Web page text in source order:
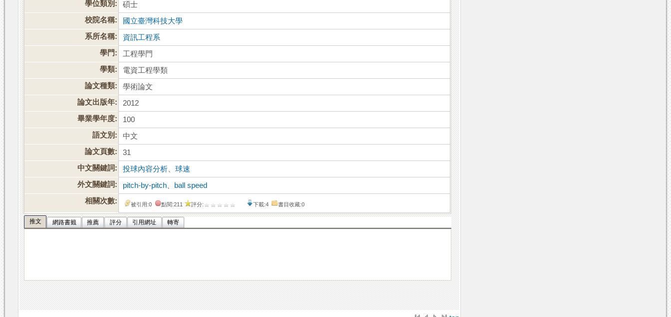
學位類別:
碩士
校院名稱:
國立臺灣科技大學
系所名稱:
資訊工程系
學門:
工程學門
學類:
電資工程學類
論文種類:
學術論文
論文出版年:
2012
畢業學年度:
100
語文別:
中文
論文頁數:
31
中文關鍵詞:
投球內容分析 、球速
外文關鍵詞:
pitch-by-pitch
ball speed
相關次數:
被引用:0 點閱:211 評分: 下載:4 書目收藏:0
推文 網路書籤 推薦 評分 引用網址 轉寄